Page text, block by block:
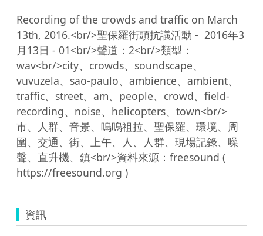
Recording of the crowds and traffic on March
13th, 2016.<br/>聖保羅街頭抗議活動 -  2016年3
月13日 - 01<br/>聲道：2<br/>類型：
wav<br/>city、crowds、soundscape、
vuvuzela、sao-paulo、ambience、ambient、
traffic、street、am、people、crowd、field-
recording、noise、helicopters、town<br/>
市、人群、音景、嗚嗚祖拉、聖保羅、環境、周
圍、交通、街、上午、人、人群、現場記錄、噪
聲、直升機、鎮<br/>資料來源：freesound (
資訊